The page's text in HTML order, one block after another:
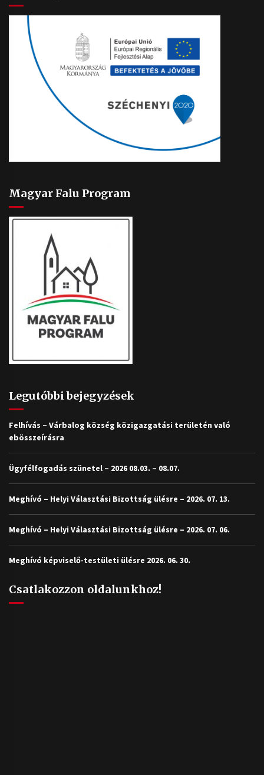
Magyar Falu Program
Legutóbbi bejegyzések
Felhívás – Várbalog község közigazgatási területén való
ebösszeírásra
Ügyfélfogadás szünetel – 2026 08.03. – 08.07.
Meghívó – Helyi Választási Bizottság ülésre – 2026. 07. 13.
Meghívó – Helyi Választási Bizottság ülésre – 2026. 07. 06.
Meghívó képviselő-testületi ülésre 2026. 06. 30.
Csatlakozzon oldalunkhoz!